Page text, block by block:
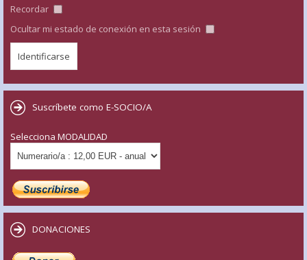
Recordar
Ocultar mi estado de conexión en esta sesión
Suscríbete como E-SOCIO/A
Selecciona MODALIDAD
DONACIONES